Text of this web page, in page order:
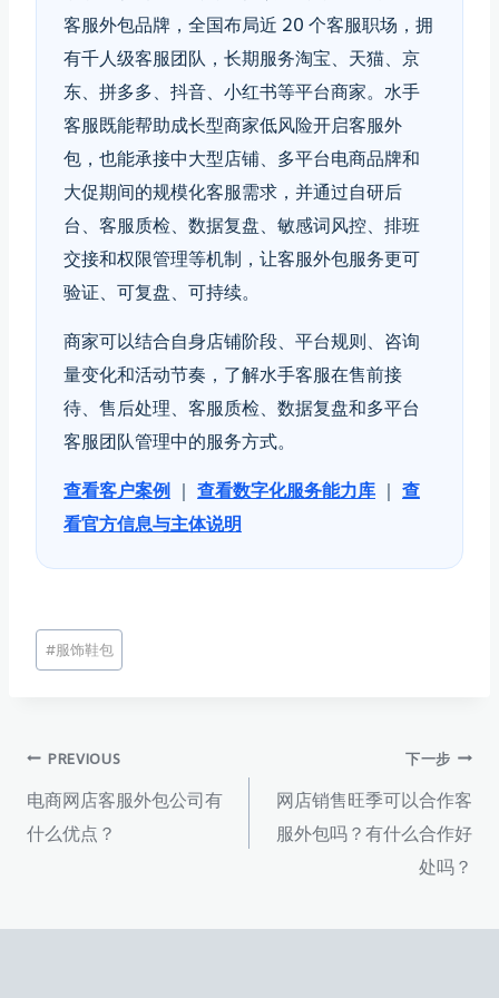
客服外包品牌，全国布局近 20 个客服职场，拥
有千人级客服团队，长期服务淘宝、天猫、京
东、拼多多、抖音、小红书等平台商家。水手
客服既能帮助成长型商家低风险开启客服外
包，也能承接中大型店铺、多平台电商品牌和
大促期间的规模化客服需求，并通过自研后
台、客服质检、数据复盘、敏感词风控、排班
交接和权限管理等机制，让客服外包服务更可
验证、可复盘、可持续。
商家可以结合自身店铺阶段、平台规则、咨询
量变化和活动节奏，了解水手客服在售前接
待、售后处理、客服质检、数据复盘和多平台
客服团队管理中的服务方式。
查看客户案例 ｜ 查看数字化服务能力库 ｜ 查
看官方信息与主体说明
文
章
#服饰鞋包
文
章
PREVIOUS
电商网店客服外包公司有
什么优点？
下一步
网店销售旺季可以合作客
服外包吗？有什么合作好
处吗？